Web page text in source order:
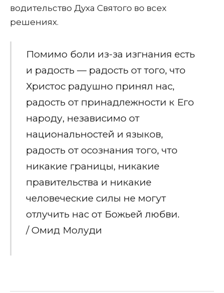
водительство Духа Святого во всех
решениях.
Помимо боли из-за изгнания есть
и радость — радость от того, что
Христос радушно принял нас,
радость от принадлежности к Его
народу, независимо от
национальностей и языков,
радость от осознания того, что
никакие границы, никакие
правительства и никакие
человеческие силы не могут
отлучить нас от Божьей любви.
/ Омид Молуди